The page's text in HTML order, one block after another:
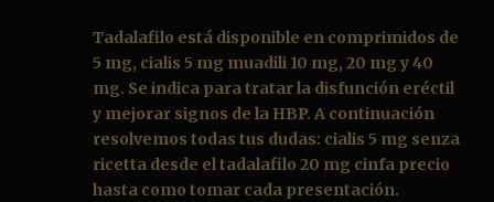
Tadalafilo está disponible en comprimidos de
5 mg, cialis 5 mg muadili 10 mg, 20 mg y 40
mg. Se indica para tratar la disfunción eréctil
y mejorar signos de la HBP. A continuación
resolvemos todas tus dudas: cialis 5 mg senza
ricetta desde eltadalafilo 20 mg cinfa precio
hasta como tomar cada presentación.